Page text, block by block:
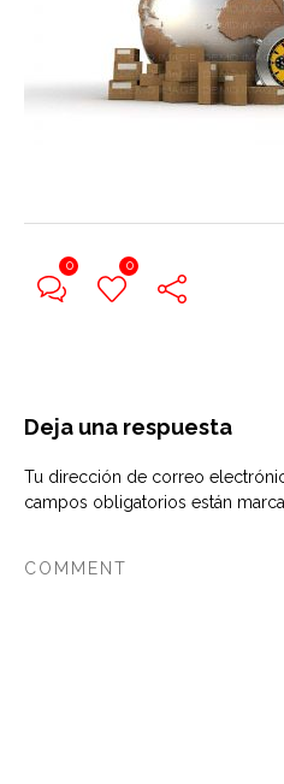
0 0
Deja una respuesta
Tu dirección de correo
campos obligatorios están